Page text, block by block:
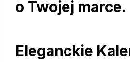
o Twojej marce.
Eleganckie